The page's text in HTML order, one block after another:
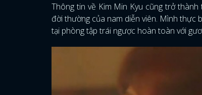
Thông tin về Kim Min Kyu cũng trở
đời thường của nam diễn viên. Mình thực
tại phòng tập trái ngược hoàn toàn với